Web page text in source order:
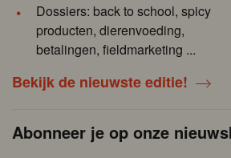
Dossiers: back to school, spicy
producten, dierenvoeding,
betalingen, fieldmarketing ...
Bekijk de nieuwste editie!
Abonneer je op onze